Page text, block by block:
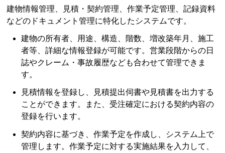
建物情報管理、見積・契約管理、作業予定管理、記録資料
などのドキュメント管理に特化したシステムです。
建物の所有者、用途、構造、階数、増改築年月、施工
者等、詳細な情報登録が可能です。営業段階からの日
誌やクレーム・事故履歴なども合わせて管理できま
す。
見積情報を登録し、見積提出伺書や見積書を出力する
ことができます。また、受注確定における契約内容の
登録を行います。
契約内容に基づき、作業予定を作成し、システム上で
管理します。作業予定に対する実施結果を入力して、